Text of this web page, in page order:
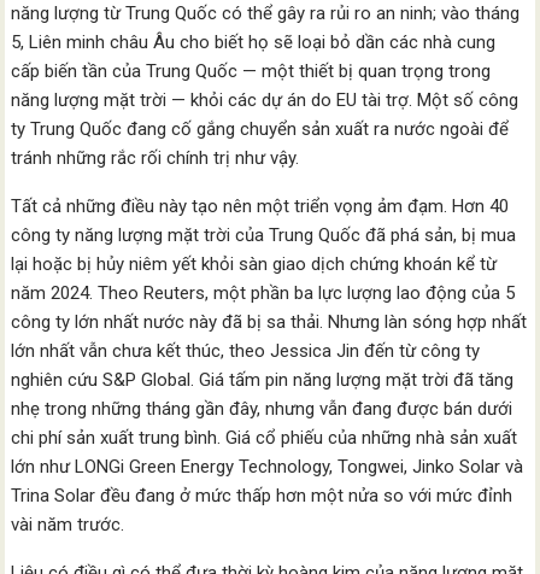
năng lượng từ Trung Quốc có thể gây ra rủi ro an ninh; vào tháng
5, Liên minh châu Âu cho biết họ sẽ loại bỏ dần các nhà cung
cấp biến tần của Trung Quốc — một thiết bị quan trọng trong
năng lượng mặt trời — khỏi các dự án do EU tài trợ. Một số công
ty Trung Quốc đang cố gắng chuyển sản xuất ra nước ngoài để
tránh những rắc rối chính trị như vậy.
Tất cả những điều này tạo nên một triển vọng ảm đạm. Hơn 40
công ty năng lượng mặt trời của Trung Quốc đã phá sản, bị mua
lại hoặc bị hủy niêm yết khỏi sàn giao dịch chứng khoán kể từ
năm 2024. Theo Reuters, một phần ba lực lượng lao động của 5
công ty lớn nhất nước này đã bị sa thải. Nhưng làn sóng hợp nhất
lớn nhất vẫn chưa kết thúc, theo Jessica Jin đến từ công ty
nghiên cứu S&P Global. Giá tấm pin năng lượng mặt trời đã tăng
nhẹ trong những tháng gần đây, nhưng vẫn đang được bán dưới
chi phí sản xuất trung bình. Giá cổ phiếu của những nhà sản xuất
lớn như LONGi Green Energy Technology, Tongwei, Jinko Solar và
Trina Solar đều đang ở mức thấp hơn một nửa so với mức đỉnh
vài năm trước.